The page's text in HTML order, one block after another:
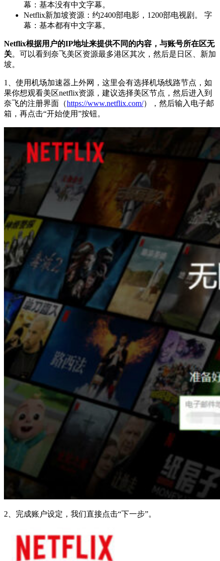
幕：基本没有中文字幕。
Netflix新加坡资源：约2400部电影，1200部电视剧。 字
幕：基本都有中文字幕。
Netflix根据用户的IP地址来提供不同的内容，与账号所在区无
关。可以看到奈飞美区资源最多港区其次，然后是日区、新加
坡。
1、使用机场加速器上外网，这里会有选择机场线路节点，如
果你想观看美区netflix资源，建议选择美区节点，然后进入到
奈飞的注册界面（https://www.netflix.com/），然后输入电子邮
箱，再点击“开始使用”按钮。
2、完成账户设定，我们直接点击“下一步”。